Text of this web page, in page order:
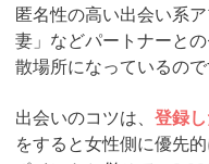
匿名性の高い出会い系
妻」などパートナーと
散場所になっているので
出会いのコツは、 登録
をすると女性側に優先